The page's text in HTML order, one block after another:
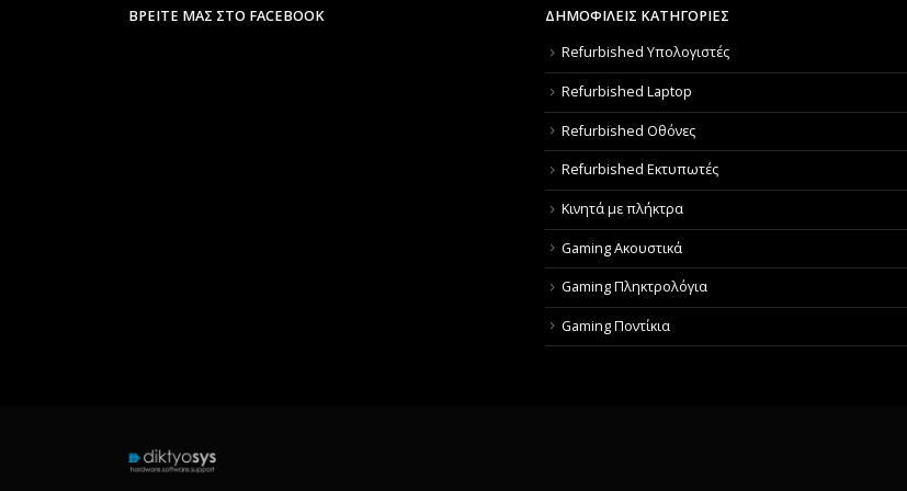
ΒΡΕΊΤΕ ΜΑΣ ΣΤΟ FACEBOOK
ΔΗΜΟΦΙΛΕΙΣ ΚΑΤΗΓΟΡΙΕΣ
Refurbished Υπολογιστές
Refurbished Laptop
Refurbished Οθόνες
Refurbished Εκτυπωτές
Κινητά με πλήκτρα
Gaming Ακουστικά
Gaming Πληκτρολόγια
Gaming Ποντίκια